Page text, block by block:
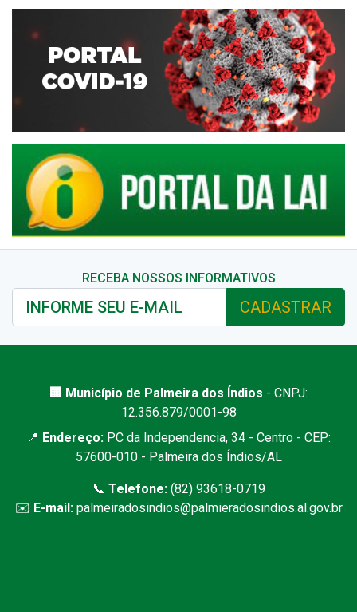
RECEBA NOSSOS INFORMATIVOS
CADASTRAR
🏢 Município de Palmeira dos Índios - CNPJ:
12.356.879/0001-98
📍 Endereço: PC da Independencia, 34 - Centro - CEP:
57600-010 - Palmeira dos Índios/AL
📞 Telefone:(82) 93618-0719
✉️ E-mail: palmeiradosindios@palmieradosindios.al.gov.br